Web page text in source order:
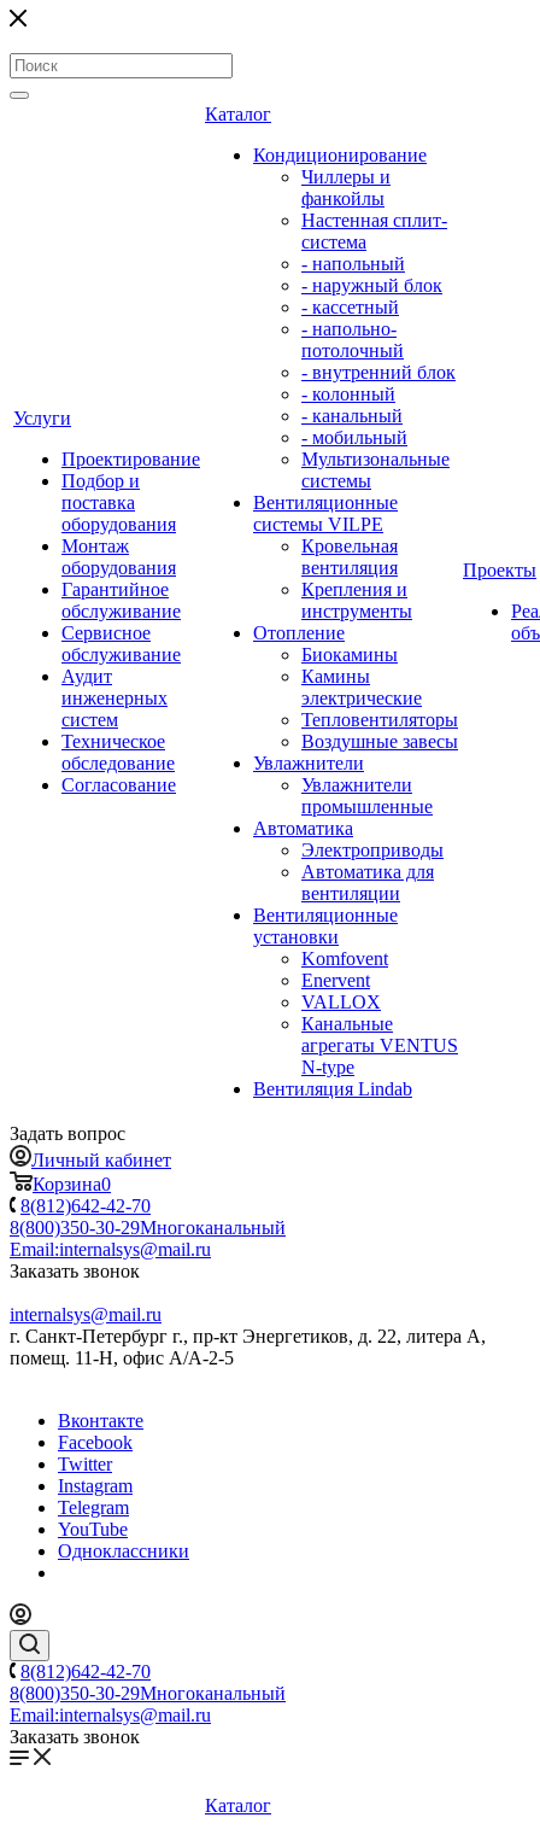
Услуги
Проектирование
Подбор и
поставка
оборудования
Монтаж
оборудования
Гарантийное
обслуживание
Сервисное
обслуживание
Аудит
инженерных
систем
Техническое
обследование
Согласование
Каталог
Кондиционирование
Чиллеры и
фанкойлы
Настенная сплит-
система
- напольный
- наружный блок
- кассетный
- напольно-
потолочный
- внутренний блок
- колонный
- канальный
- мобильный
Мультизональные
системы
Вентиляционные
системы VILPE
Кровельная
вентиляция
Крепления и
инструменты
Отопление
Биокамины
Камины
электрические
Тепловентиляторы
Воздушные завесы
Увлажнители
Увлажнители
промышленные
Автоматика
Электроприводы
Автоматика для
вентиляции
Вентиляционные
установки
Komfovent
Enervent
VALLOX
Канальные
агрегаты VENTUS
N-type
Вентиляция Lindab
Проекты
Задать вопрос
Личный кабинет
Корзина0
8(812)642-42-70
8(800)350-30-29Многоканальный
Email:internalsys@mail.ru
Заказать звонок
internalsys@mail.ru
г. Санкт-Петербург г., пр-кт Энергетиков, д. 22, литера А,
помещ. 11-Н, офис А/А-2-5
Вконтакте
Facebook
Twitter
Instagram
Telegram
YouTube
Одноклассники
8(812)642-42-70
8(800)350-30-29Многоканальный
Email:internalsys@mail.ru
Заказать звонок
Каталог